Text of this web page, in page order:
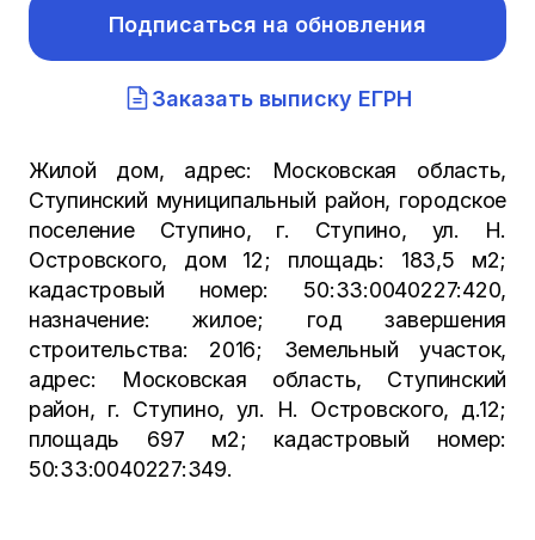
Подписаться на обновления
Заказать выписку ЕГРН
Жилой дом, адрес: Московская область,
Ступинский муниципальный район, городское
поселение Ступино, г. Ступино, ул. Н.
Островского, дом 12; площадь: 183,5 м2;
кадастровый номер: 50:33:0040227:420,
назначение: жилое; год завершения
строительства: 2016; Земельный участок,
адрес: Московская область, Ступинский
район, г. Ступино, ул. Н. Островского, д.12;
площадь 697 м2; кадастровый номер:
50:33:0040227:349.